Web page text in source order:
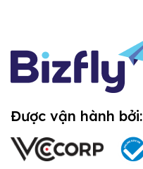
Được vận hành bởi: